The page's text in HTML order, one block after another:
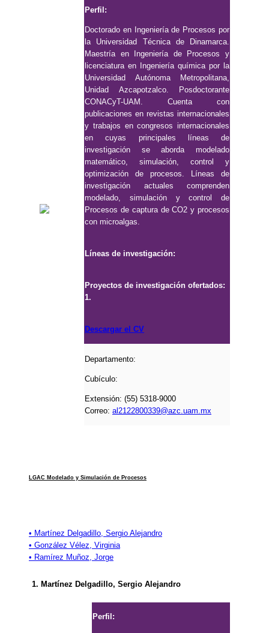
Perfil:
Doctorado en Ingeniería de Procesos por
la Universidad Técnica de Dinamarca.
Maestría en Ingeniería de Procesos y
licenciatura en Ingeniería química por la
Universidad Autónoma Metropolitana,
Unidad Azcapotzalco. Posdoctorante
CONACyT-UAM. Cuenta con
publicaciones en revistas internacionales
y trabajos en congresos internacionales
en cuyas principales líneas de
investigación se aborda modelado
matemático, simulación, control y
optimización de procesos. Líneas de
investigación actuales comprenden
modelado, simulación y control de
Procesos de captura de CO2 y procesos
con microalgas.
Líneas de investigación:
Proyectos de investigación ofertados:
1.
Descargar el CV
Departamento:
Cubículo:
Extensión: (55) 5318-9000
Correo: al2122800339@azc.uam.mx
LGAC Modelado y Simulación de Procesos
• Martínez Delgadillo, Sergio Alejandro
• González Vélez, Virginia
• Ramírez Muñoz, Jorge
1. Martínez Delgadillo, Sergio Alejandro
Perfil: